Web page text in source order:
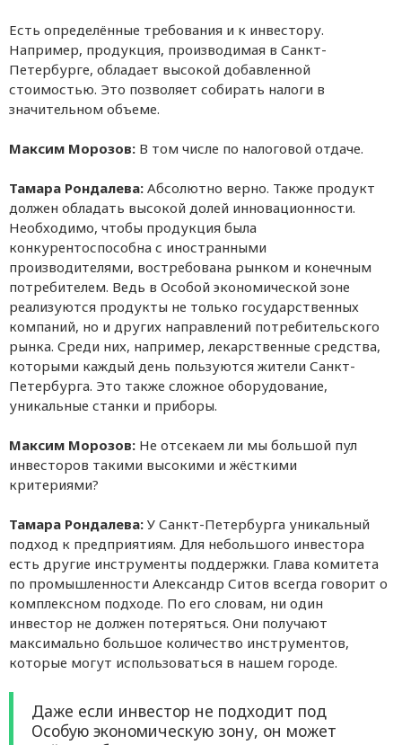
Есть определённые требования и к инвестору.
Например, продукция, производимая в Санкт-
Петербурге, обладает высокой добавленной
стоимостью. Это позволяет собирать налоги в
значительном объеме.
Максим Морозов: В том числе по налоговой отдаче.
Тамара Рондалева: Абсолютно верно. Также продукт
должен обладать высокой долей инновационности.
Необходимо, чтобы продукция была
конкурентоспособна с иностранными
производителями, востребована рынком и конечным
потребителем. Ведь в Особой экономической зоне
реализуются продукты не только государственных
компаний, но и других направлений потребительского
рынка. Среди них, например, лекарственные средства,
которыми каждый день пользуются жители Санкт-
Петербурга. Это также сложное оборудование,
уникальные станки и приборы.
Максим Морозов: Не отсекаем ли мы большой пул
инвесторов такими высокими и жёсткими
критериями?
Тамара Рондалева: У Санкт-Петербурга уникальный
подход к предприятиям. Для небольшого инвестора
есть другие инструменты поддержки. Глава комитета
по промышленности Александр Ситов всегда говорит о
комплексном подходе. По его словам, ни один
инвестор не должен потеряться. Они получают
максимально большое количество инструментов,
которые могут использоваться в нашем городе.
Даже если инвестор не подходит под
Особую экономическую зону, он может